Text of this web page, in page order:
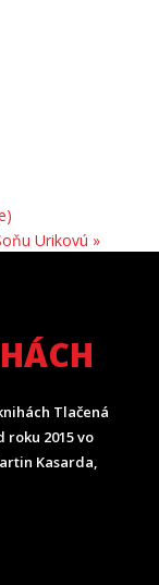
Urikovú »
Tlačená
2015 vo
Kasarda,